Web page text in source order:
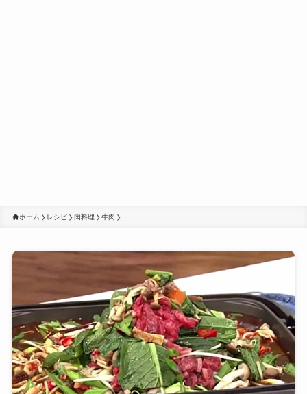
ホーム レシピ 肉料理 牛肉